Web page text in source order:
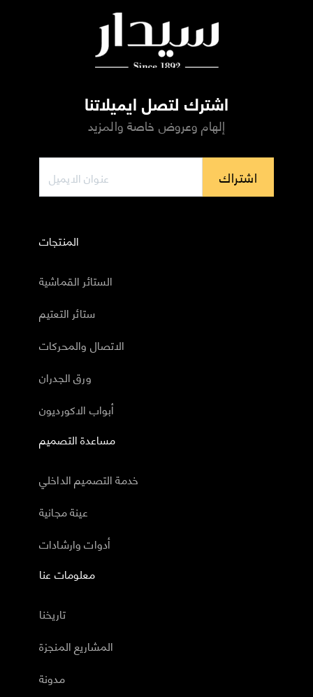
اشترك لتصل ايميلاتنا
إلهام وعروض خاصة والمزيد
اشتراك
المنتجات
الستائر القماشية
ستائر التعتيم
الاتصال والمحركات
ورق الجدران
أبواب الاكورديون
مساعدة التصميم
خدمة التصميم الداخلي
عينة مجانية
أدوات وارشادات
معلومات عنا
تاريخنا
المشاريع المنجزة
مدونة